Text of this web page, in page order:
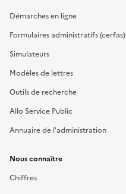
Démarches en ligne
Formulaires administratifs (cerfas)
Simulateurs
Modèles de lettres
Outils de recherche
Allo Service Public
Annuaire de l'administration
Nous connaître
Chiffres